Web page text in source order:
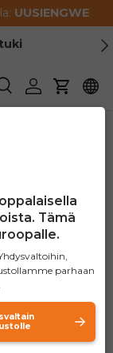
UUSIENGWE
HakuKirjaudu
Kärry
on
Tämä
parhaan